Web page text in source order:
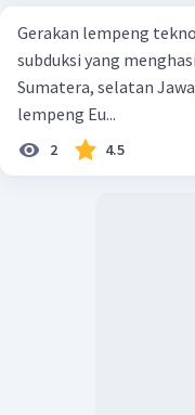
Gerakan lempeng
subduksi yang
Sumatera, selatan Jawa,
lempeng Eu...
2 4.5